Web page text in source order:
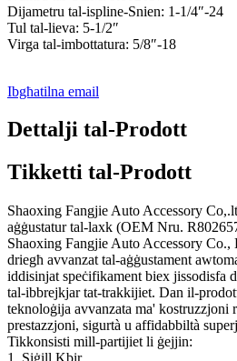
Dijametru tal-ispline-Snien: 1-1/4″-24
Tul tal-lieva: 5-1/2″
Virga tal-imbottatura: 5/8″-18
Ibgħatilna email
Dettalji tal-Prodott
Tikketti tal-Prodott
Shaoxing Fangjie Auto Accessory
aġġustatur tal-laxk (OEM Nru.
Shaoxing Fangjie Auto Accessory
driegħ avvanzat tal-aġġustament
iddisinjat speċifikament biex jissodisfa
tal-ibbrejkjar tat-trakkijiet. Dan il-
teknoloġija avvanzata ma' kostruzzjoni
prestazzjoni, sigurtà u affidabbiltà
Tikkonsisti mill-partijiet li ġejjin: